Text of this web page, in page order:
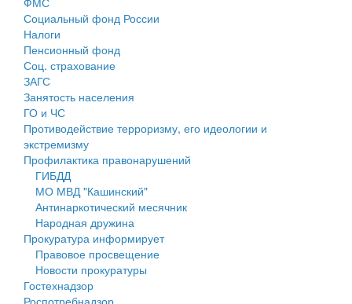
Антимонопольный комплаенс
Противодействие коррупции
Муниципальные программы
Контрольно-счетная палата
Персональные данные
Оценка регулирующего воздействия
Деятельность МУ
Нормативы градостроительного проектирования
Правила землепользования и застройки
Генеральные планы
Проекты планировки территории
Собрание депутатов
Социальный фонд России
Налоги
Пенсионный фонд
Соц. страхование
ЗАГС
Занятость населения
ГО и ЧС
Противодействие терроризму, его идеологии и
экстремизму
Профилактика правонарушений
ГИБДД
МО МВД "Кашинский"
Антинаркотический месячник
Народная дружина
Прокуратура информирует
Правовое просвещение
Новости прокуратуры
Гостехнадзор
Роспотребнадзор